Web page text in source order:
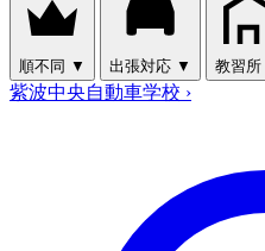
順不同 ▼ 出張対応 ▼ 教習所
紫波中央自動車学校 ›